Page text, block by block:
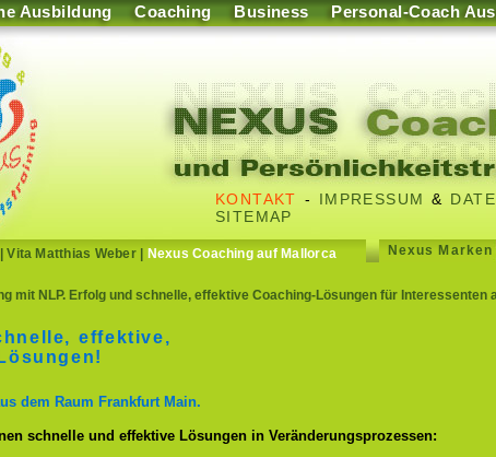
Ausbildung Coaching Business Personal-Coach
KONTAKT - IMPRESSUM &
SITEMAP
|Vita Matthias Weber| Nexus Coaching auf Mallorca Nexus Marken
mit NLP. Erfolg und schnelle, effektive Coaching-Lösungen für Interessenten
effektive,
dem Raum Frankfurt Main.
schnelle und effektive Lösungen in Veränderungsprozessen: